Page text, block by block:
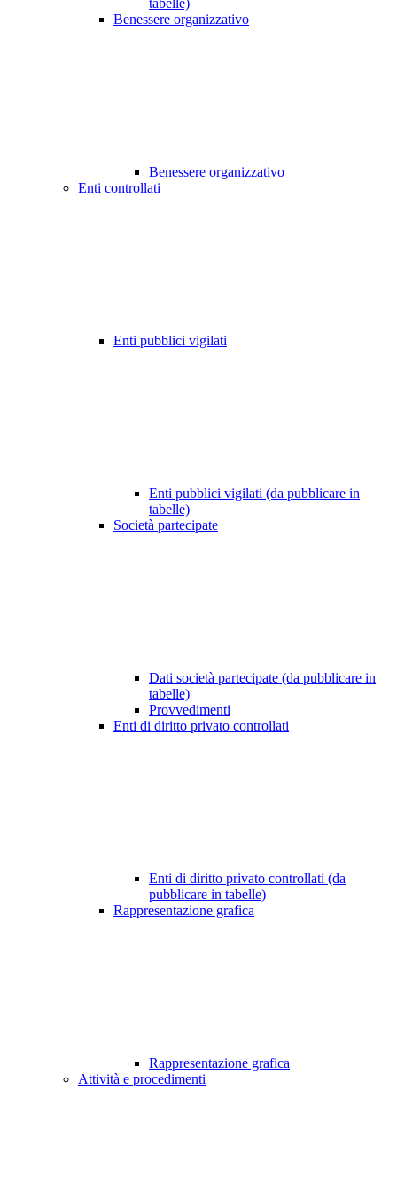
tabelle)
Benessere organizzativo
Benessere organizzativo
Enti controllati
Enti pubblici vigilati
Enti pubblici vigilati (da pubblicare in
tabelle)
Società partecipate
Dati società partecipate (da pubblicare in
tabelle)
Provvedimenti
Enti di diritto privato controllati
Enti di diritto privato controllati (da
pubblicare in tabelle)
Rappresentazione grafica
Rappresentazione grafica
Attività e procedimenti